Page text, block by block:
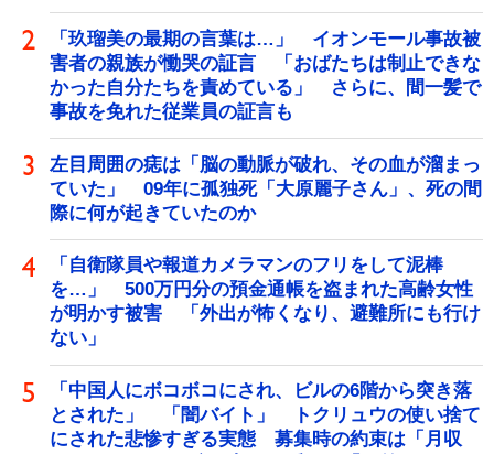
「玖瑠美の最期の言葉は…」 イオンモール事故被
害者の親族が慟哭の証言 「おばたちは制止できな
かった自分たちを責めている」 さらに、間一髪で
事故を免れた従業員の証言も
左目周囲の痣は「脳の動脈が破れ、その血が溜まっ
ていた」 09年に孤独死「大原麗子さん」、死の間
際に何が起きていたのか
「自衛隊員や報道カメラマンのフリをして泥棒
を…」 500万円分の預金通帳を盗まれた高齢女性
が明かす被害 「外出が怖くなり、避難所にも行け
ない」
「中国人にボコボコにされ、ビルの6階から突き落
とされた」 「闇バイト」 トクリュウの使い捨て
にされた悲惨すぎる実態 募集時の約束は「月収